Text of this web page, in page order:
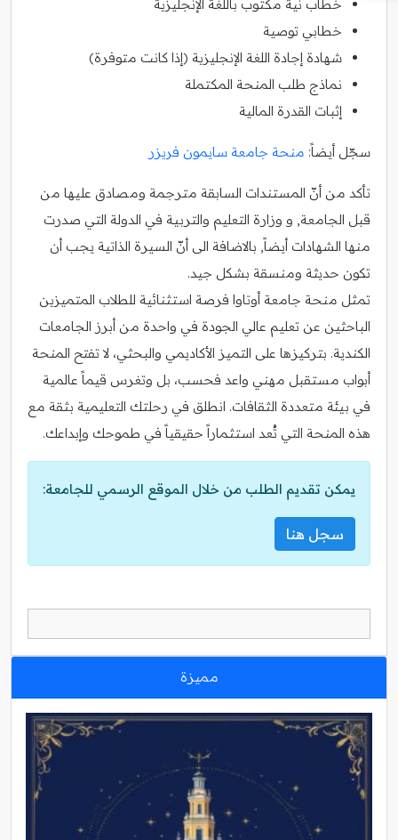
خطاب نية مكتوب باللغة الإنجليزية
خطابي توصية
شهادة إجادة اللغة الإنجليزية (إذا كانت متوفرة)
نماذج طلب المنحة المكتملة
إثبات القدرة المالية
سجّل أيضاً: منحة جامعة سايمون فريزر
تأكد من أنّ المستندات السابقة مترجمة ومصادق عليها من
قبل الجامعة, و وزارة التعليم والتربية في الدولة التي صدرت
منها الشهادات أيضاً, بالاضافة الى أنّ السيرة الذاتية يجب أن
تكون حديثة ومنسقة بشكل جيد.
تمثل منحة جامعة أوتاوا فرصة استثنائية للطلاب المتميزين
الباحثين عن تعليم عالي الجودة في واحدة من أبرز الجامعات
الكندية. بتركيزها على التميز الأكاديمي والبحثي، لا تفتح المنحة
أبواب مستقبل مهني واعد فحسب، بل وتغرس قيماً عالمية
في بيئة متعددة الثقافات. انطلق في رحلتك التعليمية بثقة مع
هذه المنحة التي تُعد استثماراً حقيقياً في طموحك وإبداعك.
يمكن تقديم الطلب من خلال الموقع الرسمي للجامعة:
سجل هنا
مميزة